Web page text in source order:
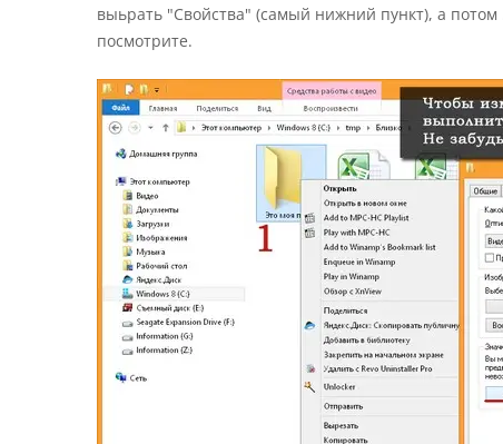
выьрать "Свойства" (самый нижний пункт), а
посмотрите.